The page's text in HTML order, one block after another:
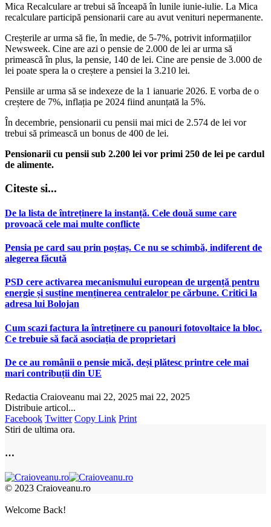
Mica Recalculare ar trebui să înceapă în lunile iunie-iulie. La Mica
recalculare participă pensionarii care au avut venituri nepermanente.
Creșterile ar urma să fie, în medie, de 5-7%, potrivit informațiilor
Newsweek. Cine are azi o pensie de 2.000 de lei ar urma să
primească în plus, la pensie, 140 de lei. Cine are pensie de 3.000 de
lei poate spera la o creștere a pensiei la 3.210 lei.
Pensiile ar urma să se indexeze de la 1 ianuarie 2026. E vorba de o
creștere de 7%, inflația pe 2024 fiind anunțată la 5%.
În decembrie, pensionarii cu pensii mai mici de 2.574 de lei vor
trebui să primească un bonus de 400 de lei.
Pensionarii cu pensii sub 2.200 lei vor primi 250 de lei pe cardul
de alimente.
Citeste si...
De la lista de întreținere la instanță. Cele două sume care
provoacă cele mai multe conflicte
Pensia pe card sau prin poștaș. Ce nu se schimbă, indiferent de
alegerea făcută
PSD cere activarea mecanismului european de urgență pentru
energie și susține menținerea centralelor pe cărbune. Critici la
adresa lui Bolojan
Cum scazi factura la întreținere cu panouri fotovoltaice la bloc.
Ce trebuie să facă asociația de proprietari
De ce au românii o pensie mică, deși plătesc printre cele mai
mari contribuții din UE
Redactia Craioveanu mai 22, 2025 mai 22, 2025
Distribuie articol...
Facebook Twitter Copy Link Print
Stiri de ultima ora.
…
© 2023 Craioveanu.ro
Welcome Back!